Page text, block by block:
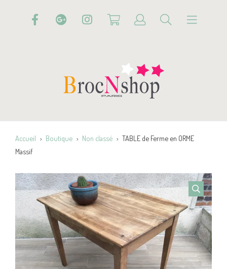
Accueil Boutique Non classé
TABLE de Ferme en ORME
Massif